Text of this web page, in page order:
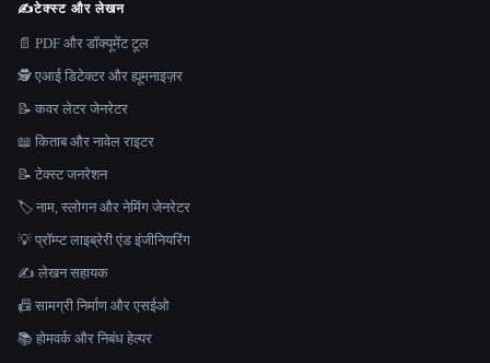
✍️टेक्स्ट और लेखन
📄 PDF और डॉक्यूमेंट टूल
🕵️ एआई डिटेक्टर और ह्यूमनाइज़र
📝 कवर लेटर जेनरेटर
📖 किताब और नावेल राइटर
📝 टेक्स्ट जनरेशन
🏷️ नाम, स्लोगन और नेमिंग जेनरेटर
💡 प्रॉम्प्ट लाइब्रेरी एंड इंजीनियरिंग
✍️ लेखन सहायक
📠 सामग्री निर्माण और एसईओ
📚 होमवर्क और निबंध हेल्पर